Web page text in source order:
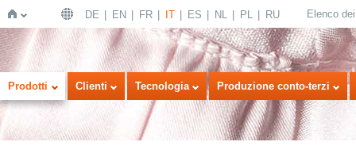
Home
DE EN FR IT ES NL PL RU Elenco
Prodotti Clienti Tecnologia Produzione conto-terzi